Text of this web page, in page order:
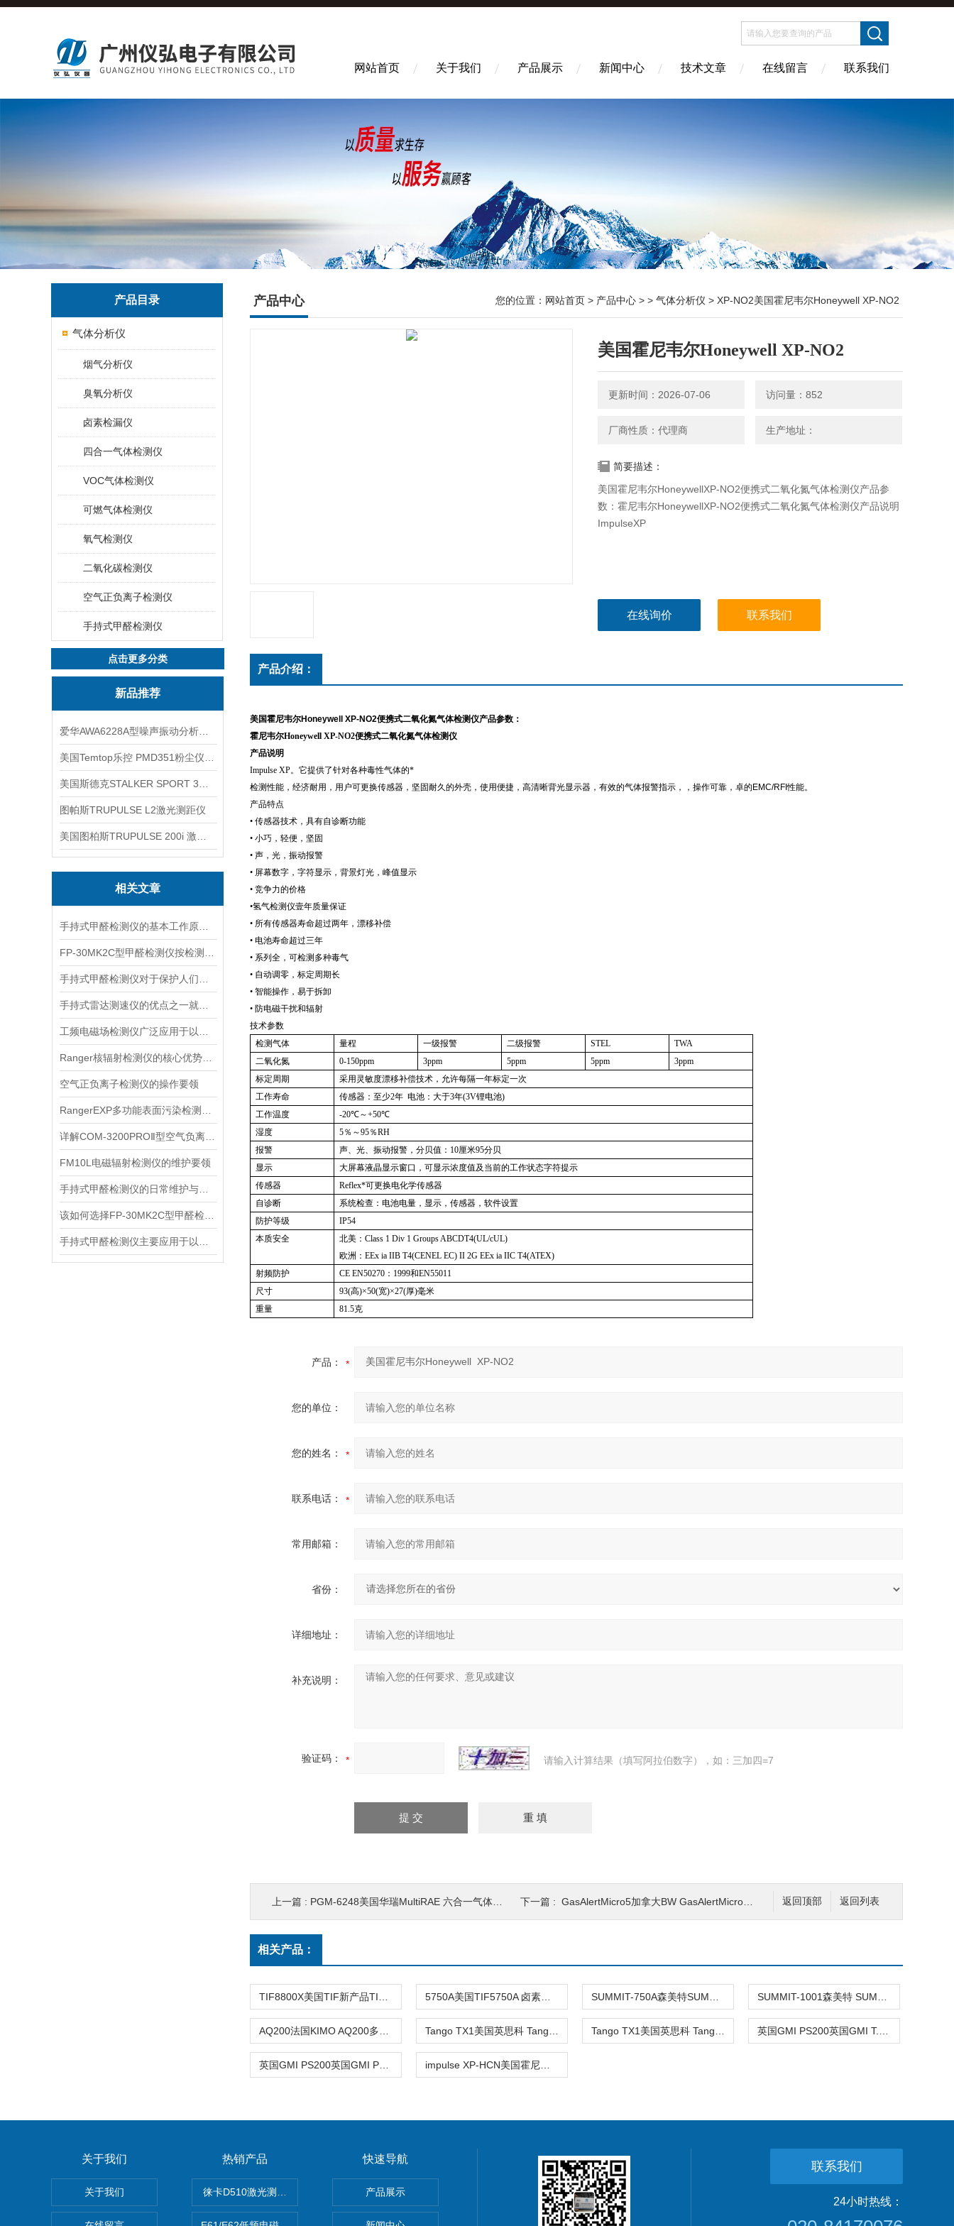
网站首页 关于我们 产品展示 新闻中心 技术文章 在线留言 联系我们
产品目录
气体分析仪
烟气分析仪
臭氧分析仪
卤素检漏仪
四合一气体检测仪
VOC气体检测仪
可燃气体检测仪
氧气检测仪
二氧化碳检测仪
空气正负离子检测仪
手持式甲醛检测仪
点击更多分类
新品推荐
图帕斯TRUPULSE L2激光测距仪
相关文章
空气正负离子检测仪的操作要领
FM10L电磁辐射检测仪的维护要领
产品中心 您的位置： 网站首页 > 产品中心 > > 气体分析仪 > XP-NO2美国霍尼韦尔Honeywell XP-NO2
美国霍尼韦尔Honeywell XP-NO2
更新时间：2026-07-06 访问量：852
厂商性质：代理商 生产地址：
简要描述：
美国霍尼韦尔HoneywellXP-NO2便携式二氧化氮气体检测仪产品参
数：霍尼韦尔HoneywellXP-NO2便携式二氧化氮气体检测仪产品说明
ImpulseXP
在线询价 联系我们
产品介绍：
美国霍尼韦尔Honeywell XP-NO2便携式二氧化氮气体检测仪产品参数：
霍尼韦尔Honeywell XP-NO2便携式二氧化氮气体检测仪
产品说明
Impulse XP。它提供了针对各种毒性气体的*
检测性能，经济耐用，用户可更换传感器，坚固耐久的外壳，使用便捷，高清晰背光显示器，有效的气体报警指示，，操作可靠，卓的 EMC/RFI性能。
产品特点
• 传感器技术，具有自诊断功能
• 小巧，轻便，坚固
• 声，光，振动报警
• 屏幕数字，字符显示，背景灯光，峰值显示
• 竞争力的价格
•氢气检测仪壹年质量保证
• 所有传感器寿命超过两年，漂移补偿
• 电池寿命超过三年
• 系列全，可检测多种毒气
• 自动调零，标定周期长
• 智能操作，易于拆卸
• 防电磁干扰和辐射
技术参数
检测气体
量程 一级报警 二级报警 STEL
TWA
二氧化氮
0-150ppm 3ppm 5ppm 5ppm
3ppm
标定周期
采用灵敏度漂移补偿技术，允许每隔一年标定一次
工作寿命
传感器：至少2年 电池：大于3年(3V锂电池)
工作温度
-20℃～+50℃
湿度
5％～95％RH
报警
声、光、振动报警，分贝值： 10厘米95分贝
显示
大屏幕液晶显示窗口，可显示浓度值及当前的工作状态字符提示
传感器
Reflex*可更换电化学传感器
自诊断
系统检查：电池电量，显示，传感器，软件设置
防护等级
IP54
本质安全
北美：Class 1 Div 1 Groups ABCDT4(UL/cUL)
欧洲：EEx ia IIB T4(CENEL EC) II 2G EEx ia IIC T4(ATEX)
射频防护
CE EN50270 ： 1999和EN55011
尺寸
93(高)×50(宽)×27(厚)毫米
重量
81.5克
产品：
您的单位：
您的姓名：
联系电话：
常用邮箱：
省份：
详细地址：
补充说明：
验证码： 请输入计算结果（填写阿拉伯数字），如：三加四=7
返回列表
返回顶部
上一篇 : PGM-6248美国华瑞MultiRAE 六合一气体检测仪 下一篇 : GasAlertMicro5加拿大BW GasAlertMicro5便携式
相关产品：
关于我们
关于我们
热销产品
徕卡D510激光测距仪
快速导航
产品展示
联系我们
24小时热线：